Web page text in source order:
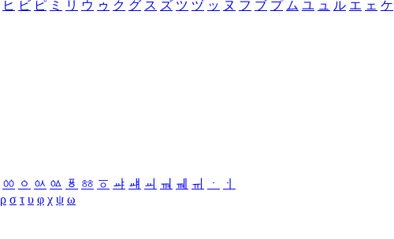
ヒ ビ ピ ミ リ ウ ゥ ク グ ス ズ ツ ヅ ッ ヌ フ ブ プ ム ユ ュ ル エ ェ ケ
ㆀ ㆁ ㆂ ㆃ ㆄ ㆅ ㆆ ㆇ ㆈ ㆉ ㆊ ㆋ ㆌ ㆍ
ㆎ
ρ σ τ υ φ χ ψ ω